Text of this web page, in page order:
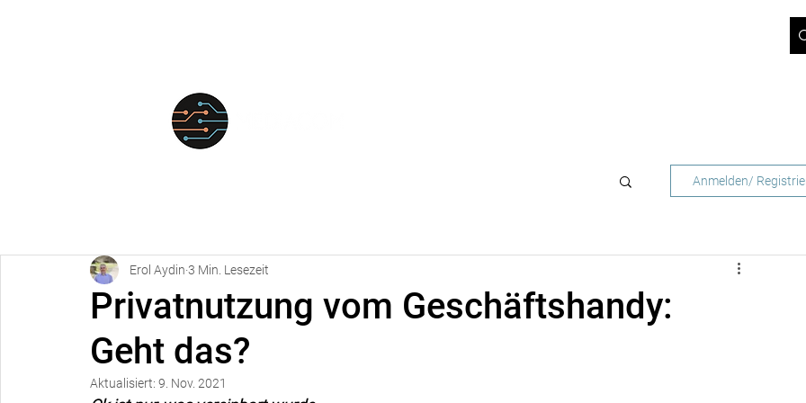
Anmelden/
Privatnutzung vom Geschäftshandy:
Geht das?
Erol Aydin 3 Min. Lesezeit
Aktualisiert: 9. Nov. 2021